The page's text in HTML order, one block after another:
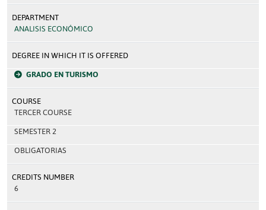
DEPARTMENT
ANALISIS ECONÓMICO
DEGREE IN WHICH IT IS OFFERED
GRADO EN TURISMO
COURSE
TERCER COURSE
SEMESTER 2
OBLIGATORIAS
CREDITS NUMBER
6